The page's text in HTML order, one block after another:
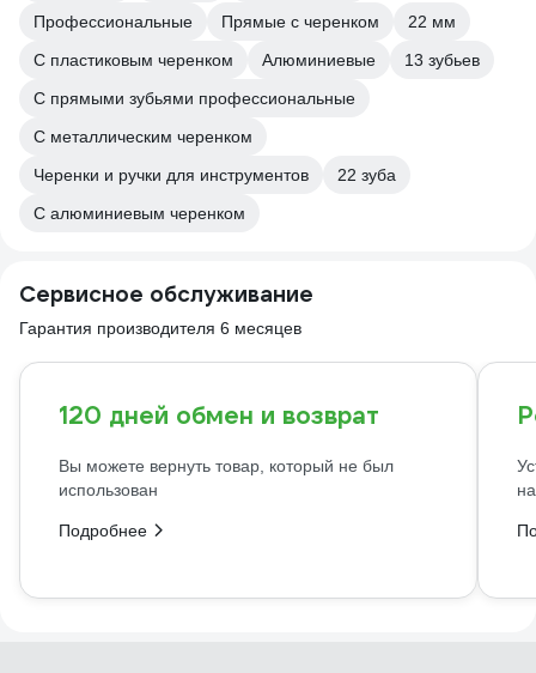
Профессиональные
Прямые с черенком
22 мм
С пластиковым черенком
Алюминиевые
13 зубьев
С прямыми зубьями профессиональные
С металлическим черенком
Черенки и ручки для инструментов
22 зуба
С алюминиевым черенком
Сервисное обслуживание
Гарантия производителя 6 месяцев
120 дней обмен и возврат
Вы можете вернуть товар, который не был
использован
Подробнее